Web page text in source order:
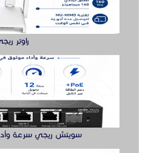
راوتر
سويتش ريجي سرعة